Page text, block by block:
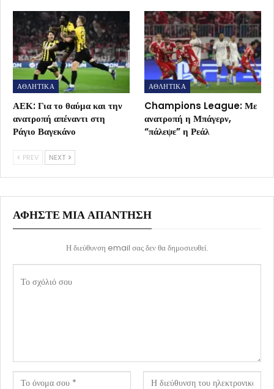
ΑΘΛΗΤΙΚΑ
ΑΕΚ: Για το θαύμα και την
ανατροπή απέναντι στη
Ράγιο Βαγεκάνο
ΑΘΛΗΤΙΚΑ
Champions League: Με
ανατροπή η Μπάγερν,
“πάλεψε” η Ρεάλ
PREV NEXT
ΑΦΉΣΤΕ ΜΙΑ ΑΠΆΝΤΗΣΗ
Η διεύθυνση email σας δεν θα δημοσιευθεί.